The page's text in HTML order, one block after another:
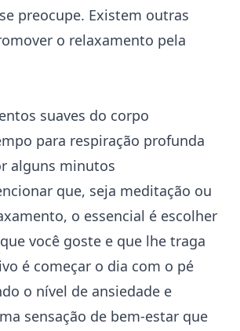
preocupe. Existem outras
o relaxamento pela
suaves do corpo
para respiração profunda
alguns minutos
que, seja meditação ou
o essencial é escolher
você goste e que lhe traga
é começar o dia com o pé
o nível de ansiedade e
sensação de bem-estar que